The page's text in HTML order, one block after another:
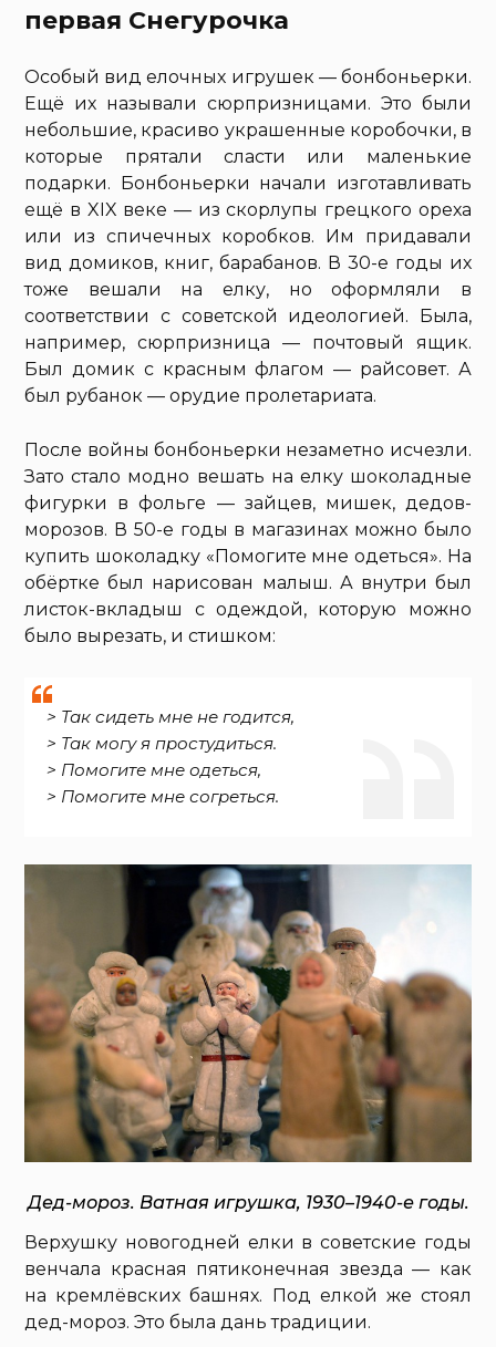
первая Снегурочка
Особый вид елочных игрушек — бонбоньерки.
Ещё их называли сюрпризницами. Это были
небольшие, красиво украшенные коробочки, в
которые прятали сласти или маленькие
подарки. Бонбоньерки начали изготавливать
ещё в XIX веке — из скорлупы грецкого ореха
или из спичечных коробков. Им придавали
вид домиков, книг, барабанов. В 30-е годы их
тоже вешали на елку, но оформляли в
соответствии с советской идеологией. Была,
например, сюрпризница — почтовый ящик.
Был домик с красным флагом — райсовет. А
был рубанок — орудие пролетариата.
После войны бонбоньерки незаметно исчезли.
Зато стало модно вешать на елку шоколадные
фигурки в фольге — зайцев, мишек, дедов-
морозов. В 50-е годы в магазинах можно было
купить шоколадку «Помогите мне одеться». На
обёртке был нарисован малыш. А внутри был
листок-вкладыш с одеждой, которую можно
было вырезать, и стишком:
> Так сидеть мне не годится,
> Так могу я простудиться.
> Помогите мне одеться,
> Помогите мне согреться.
Дед-мороз. Ватная игрушка, 1930–1940-е годы.
Верхушку новогодней елки в советские годы
венчала красная пятиконечная звезда — как
на кремлёвских башнях. Под елкой же стоял
дед-мороз. Это была дань традиции.